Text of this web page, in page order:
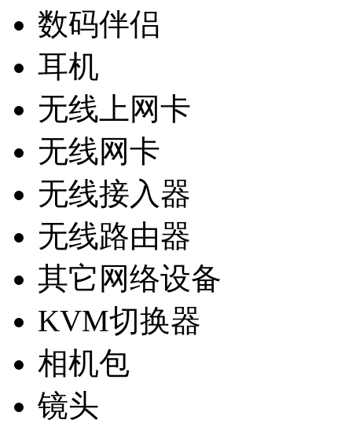
数码伴侣
耳机
无线上网卡
无线网卡
无线接入器
无线路由器
其它网络设备
KVM切换器
相机包
镜头